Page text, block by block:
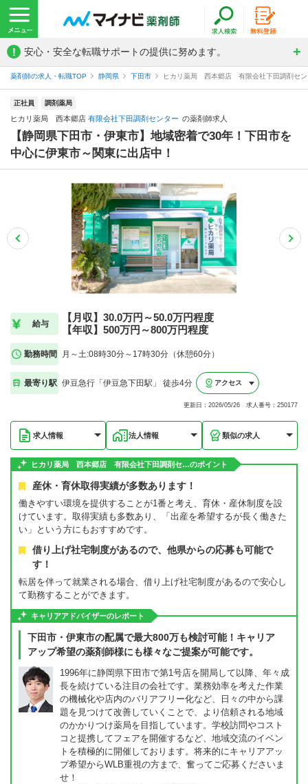
! 安心・安全な転職サポートの提供に努めます。
薬剤師の求人・転職TOP 静岡県 下田市 ヒカリ薬局 西本郷店 有限会社下田調剤セン
正社員 調剤薬局
ヒカリ薬局 西本郷店 有限会社下田調剤センター の薬剤師求人
【静岡県下田市・伊東市】地域密着で30年！下田市を
中心に伊東市～関東に出店中！
給与
【月収】30.0万円～50.0万円程度
【年収】500万円～800万円程度
勤務時間 月～土:08時30分～17時30分（休憩60分）
最寄り駅 伊豆急行「伊豆急下田駅」 徒歩4分 アクセス
更新日：2026/05/26 求人番号：250177
求人情報 法人情報 類似の求人
ヒカリ薬局 西本郷店 有限会社下田調剤セ…のポイント
産休・育休取得実績が多数あります！
働きやすい環境を提供することが1番と考え、育休・産休制度を設
けています。取得実績も多数あり、「出産を希望するが長く働きた
い」という方にもおすすめです。
借り上げ社宅制度があるので、他県からの応募も可能で
す！
転居を伴って就業される場合、借り上げ社宅制度があるので安心し
て勤務することができます。
キャリアアドバイザーのレポート
下田市・伊東市の配属で最大800万も検討可能！キャリア
アップ希望の薬剤師様にも様々なご提案が可能です。
1996年に静岡県下田市で第1号店を開局して以降、年々成
長を続けている注目の会社です。業務効率を考えた作業
の機械化や店内のバリアフリー化など、日々の中から課
題を見つけて改善していくことで、より信頼される地域
のかかりつけ薬局を目指しています。学校訪問やコスト
コと提携してフェアを開催するなど、地域交流のイベン
トを積極的に開催しております。将来的にキャリアアッ
プ希望からWLB重視の方まで、奮ってご応募くださいま
せ！